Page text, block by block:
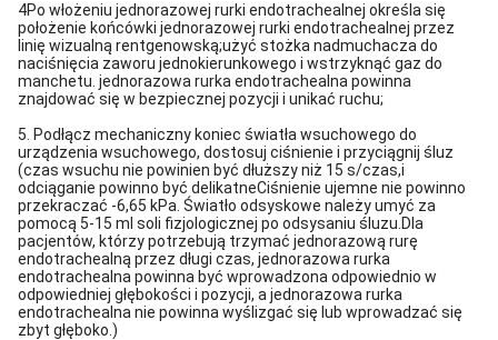
4Po włożeniu jednorazowej rurki endotrachealnej określa się
położenie końcówki jednorazowej rurki endotrachealnej przez
linię wizualną rentgenowską;użyć stożka nadmuchacza do
naciśnięcia zaworu jednokierunkowego i wstrzyknąć gaz do
manchetu. jednorazowa rurka endotrachealna powinna
znajdować się w bezpiecznej pozycji i unikać ruchu;
5. Podłącz mechaniczny koniec światła wsuchowego do
urządzenia wsuchowego, dostosuj ciśnienie i przyciągnij śluz
(czas wsuchu nie powinien być dłuższy niż 15 s/czas,i
odciąganie powinno być delikatneCiśnienie ujemne nie powinno
przekraczać -6,65 kPa. Światło odsyskowe należy umyć za
pomocą 5-15 ml soli fizjologicznej po odsysaniu śluzu.Dla
pacjentów, którzy potrzebują trzymać jednorazową rurę
endotrachealną przez długi czas, jednorazowa rurka
endotrachealna powinna być wprowadzona odpowiednio w
odpowiedniej głębokości i pozycji, a jednorazowa rurka
endotrachealna nie powinna wyślizgać się lub wprowadzać się
zbyt głęboko.)